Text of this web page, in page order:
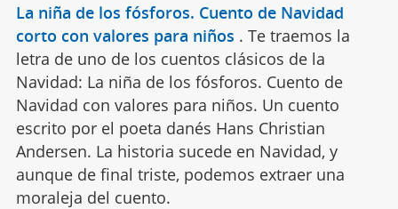
La niña de los fósforos. Cuento de Navidad
corto con valores para niños . Te traemos la
letra de uno de los cuentos clásicos de la
Navidad: La niña de los fósforos. Cuento de
Navidad con valores para niños. Un cuento
escrito por el poeta danés Hans Christian
Andersen. La historia sucede en Navidad, y
aunque de final triste, podemos extraer una
moraleja del cuento.